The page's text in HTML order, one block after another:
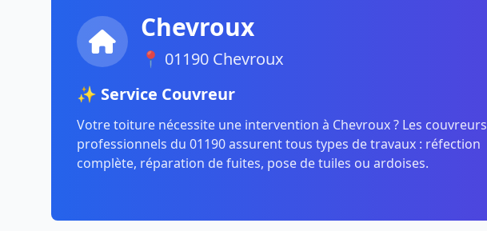
Chevroux
📍 01190 Chevroux
✨ Service Couvreur
Votre toiture nécessite une intervention à Chevroux ? Les couvreurs
professionnels du 01190 assurent tous types de travaux : réfection
complète, réparation de fuites, pose de tuiles ou ardoises.